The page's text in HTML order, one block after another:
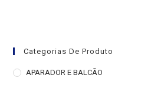
Categorias De Produto
APARADOR E BALCÃO